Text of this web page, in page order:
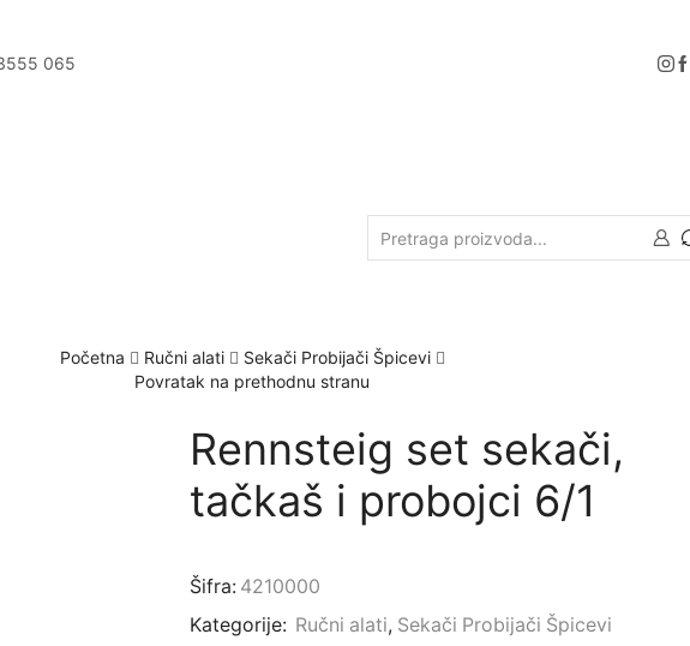
065
Početna Ručni alati
Sekači Probijači Špicevi
Povratak na prethodnu stranu
Rennsteig set sekači,
tačkaš i probojci 6/1
Šifra: 4210000
Kategorije: Ručni alati, Sekači Probijači Špicevi